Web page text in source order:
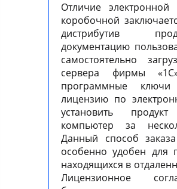
Отличие электронной
коробочной
дистрибутив
документацию
самостоятельно
сервера фирмы
программные
лицензию по
установить
компьютер за
Данный способ
особенно удобен для
находящихся в
Лицензионное